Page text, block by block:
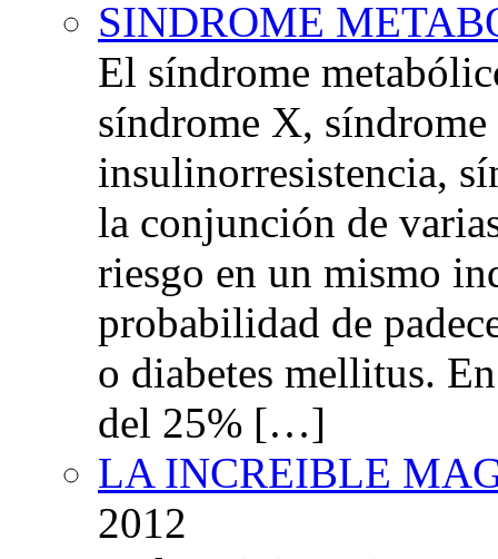
SINDROME
El síndrome
síndrome X,
insulinorresistencia,
la conjunción de
riesgo en un mismo
probabilidad de
o diabetes mellitus.
del 25% […]
LA INCREIBLE
2012